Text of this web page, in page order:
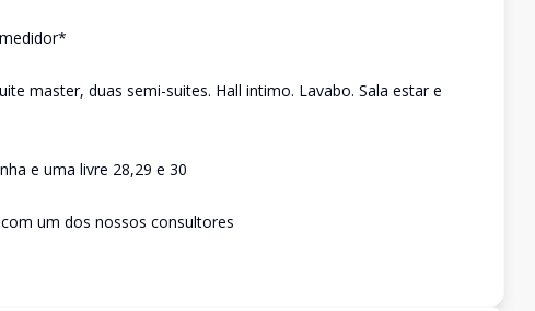
master, duas semi-suites. Hall intimo. Lavabo. Sala estar e
e uma livre 28,29 e 30
um dos nossos consultores